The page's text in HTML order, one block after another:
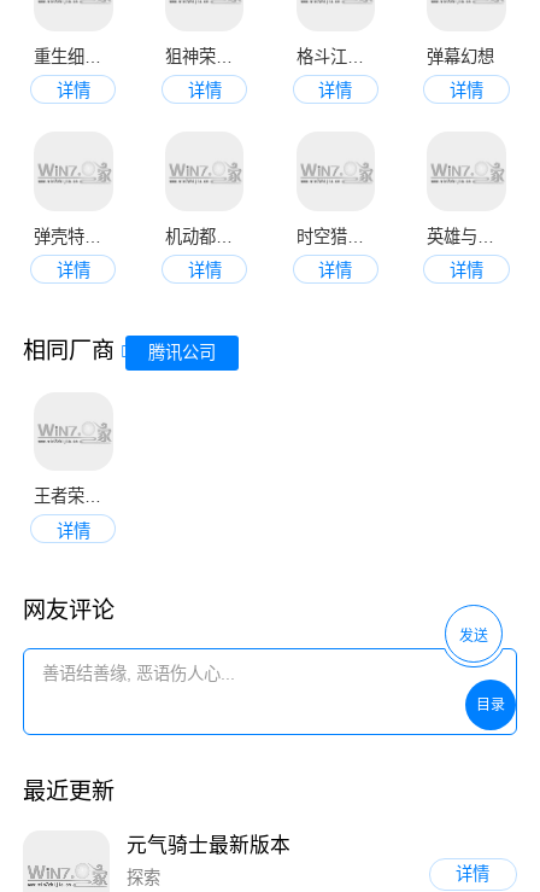
详情
狙神荣耀最新版
详情
详情
弹幕幻想
详情
弹壳特攻队2023版
详情
机动都市阿尔法正版
详情
时空猎人3最新版
详情
详情
相同厂商 腾讯公司
王者荣耀正版
详情
网友评论
发送
最近更新
元气骑士最新版本
探索
详情
目录